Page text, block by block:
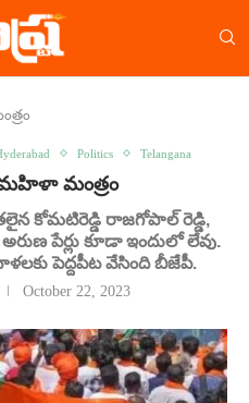
Politics Telangana
మంత్రం
కోమటిరెడ్డి రాజగోపాల్ రెడ్డి,
పేర్లు కూడా ఇందులో లేవు.
పెద్దపీట వేసింది బీజేపీ.
October 22, 2023